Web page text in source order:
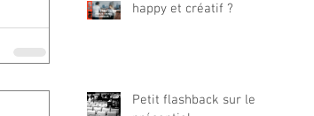
happy et créatif ?
Petit flashback sur le